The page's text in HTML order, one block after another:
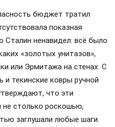
бюджет тратил
показная
Сталин ненавидел: всё было
«золотых унитазов»,
или Эрмитажа на стенах. С
и текинские ковры ручной
что эти
столько роскошью,
заглушали любые шаги.